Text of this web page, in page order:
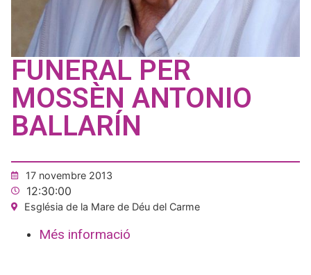
FUNERAL PER
MOSSÈN ANTONIO
BALLARÍN
17 novembre 2013
12:30:00
Església de la Mare de Déu del Carme
Més informació